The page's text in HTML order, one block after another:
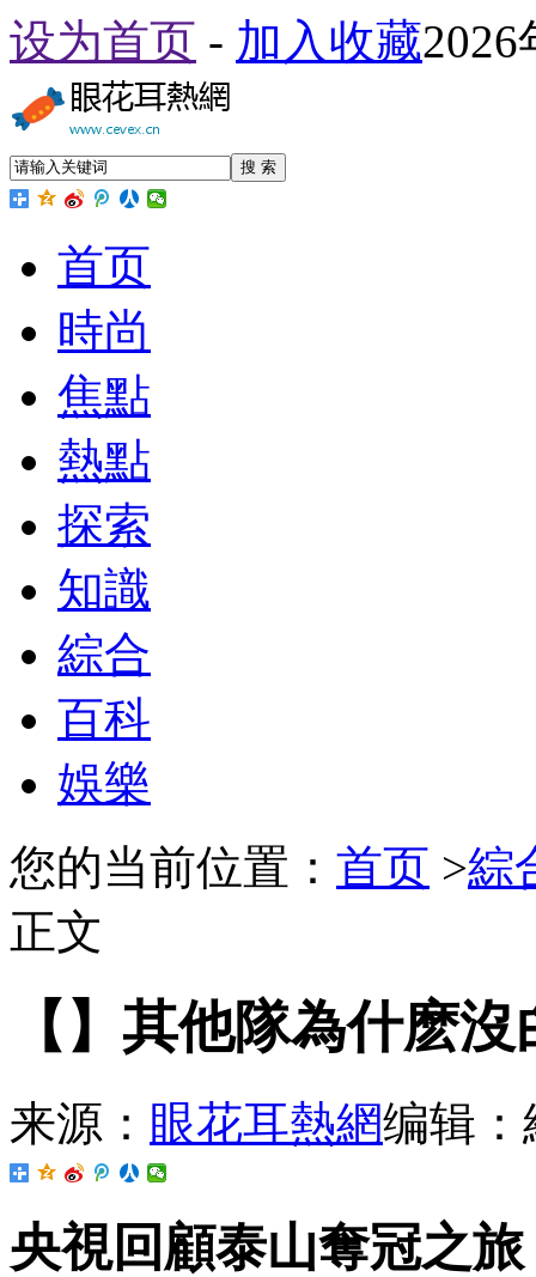
设为首页 - 加入收藏
搜 索
首页
時尚
焦點
熱點
探索
知識
綜合
百科
娛樂
您的当前位置： 首页 >綜
正文
【】其他隊為什麽
来源： 眼花耳熱網编辑：
央視回顧泰山奪冠之旅